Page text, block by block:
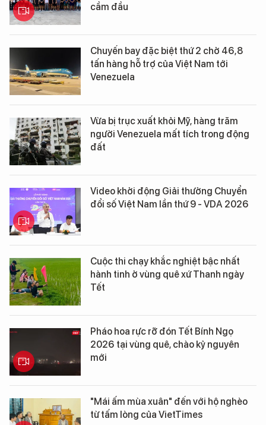
cầm đầu
Chuyến bay đặc biệt thứ 2 chở 46,8
tấn hàng hỗ trợ của Việt Nam tới
Venezuela
Vừa bị trục xuất khỏi Mỹ, hàng trăm
người Venezuela mất tích trong động
đất
Video khởi động Giải thưởng Chuyển
đổi số Việt Nam lần thứ 9 - VDA 2026
Cuộc thi chạy khắc nghiệt bậc nhất
hành tinh ở vùng quê xứ Thanh ngày
Tết
Pháo hoa rực rỡ đón Tết Bính Ngọ
2026 tại vùng quê, chào kỷ nguyên
mới
"Mái ấm mùa xuân" đến với hộ nghèo
từ tấm lòng của VietTimes